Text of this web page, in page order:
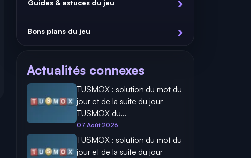
Guides & astuces du jeu
Bons plans du jeu
Actualités connexes
TUSMOX : solution du mot du
jour et de la suite du jour
TUSMOX du...
07 Août 2026
TUSMOX : solution du mot du
jour et de la suite du jour